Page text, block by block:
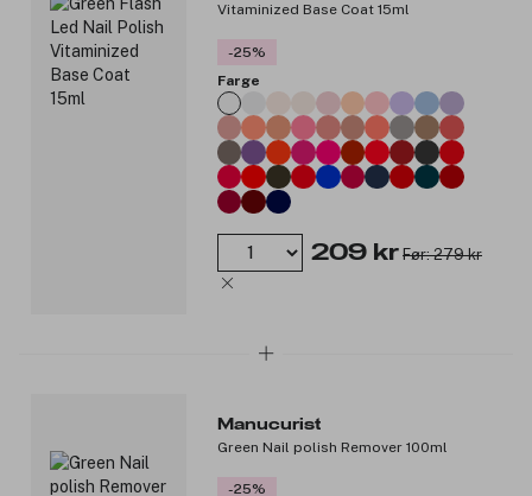
Vitaminized Base Coat 15ml
-25%
Farge
209 kr Før: 279 kr
Manucurist
Green Nail polish Remover 100ml
-25%